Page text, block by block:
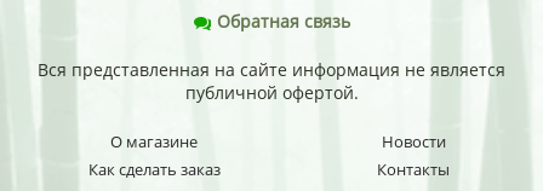
Обратная связь
Вся представленная на сайте информация не является
публичной офертой.
О магазине
Как сделать заказ
Новости
Контакты